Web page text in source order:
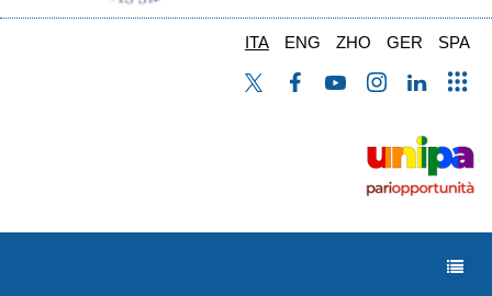
ITA ENG ZHO GER SPA